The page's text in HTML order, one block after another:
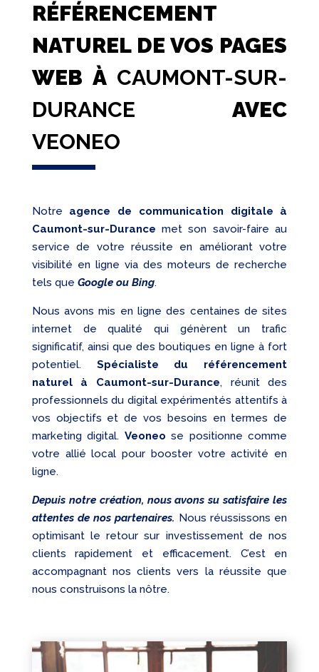
RÉFÉRENCEMENT
NATUREL DE VOS PAGES
WEB À CAUMONT-SUR-
DURANCE AVEC
VEONEO
Notre agence de communication digitale à
Caumont-sur-Durance met son savoir-faire au
service de votre réussite en améliorant votre
visibilité en ligne via des moteurs de recherche
tels que Google ou Bing.
Nous avons mis en ligne des centaines de sites
internet de qualité qui génèrent un trafic
significatif, ainsi que des boutiques en ligne à fort
potentiel. Spécialiste du référencement
naturel à Caumont-sur-Durance, réunit des
professionnels du digital expérimentés attentifs à
vos objectifs et de vos besoins en termes de
marketing digital. Veoneo se positionne comme
votre allié local pour booster votre activité en
ligne.
Depuis notre création, nous avons su satisfaire les
attentes de nos partenaires. Nous réussissons en
optimisant le retour sur investissement de nos
clients rapidement et efficacement. C’est en
accompagnant nos clients vers la réussite que
nous construisons la nôtre.